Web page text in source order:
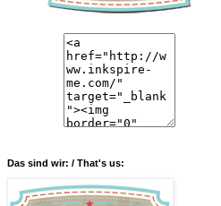
Das sind wir: / That's us: